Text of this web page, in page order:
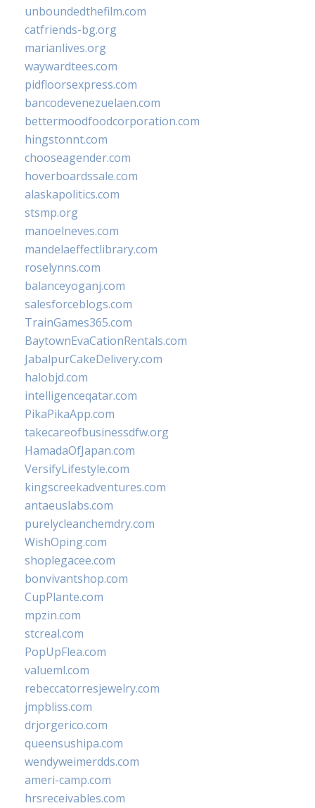
unboundedthefilm.com
catfriends-bg.org
marianlives.org
waywardtees.com
pidfloorsexpress.com
bancodevenezuelaen.com
bettermoodfoodcorporation.com
hingstonnt.com
chooseagender.com
hoverboardssale.com
alaskapolitics.com
stsmp.org
manoelneves.com
mandelaeffectlibrary.com
roselynns.com
balanceyoganj.com
salesforceblogs.com
TrainGames365.com
BaytownEvaCationRentals.com
JabalpurCakeDelivery.com
halobjd.com
intelligenceqatar.com
PikaPikaApp.com
takecareofbusinessdfw.org
HamadaOfJapan.com
VersifyLifestyle.com
kingscreekadventures.com
antaeuslabs.com
purelycleanchemdry.com
WishOping.com
shoplegacee.com
bonvivantshop.com
CupPlante.com
mpzin.com
stcreal.com
PopUpFlea.com
valueml.com
rebeccatorresjewelry.com
jmpbliss.com
drjorgerico.com
queensushipa.com
wendyweimerdds.com
ameri-camp.com
hrsreceivables.com